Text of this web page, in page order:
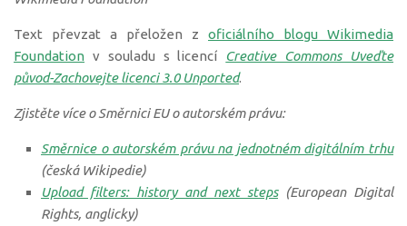
Text převzat a přeložen z oficiálního blogu Wikimedia
Foundation v souladu s licencí
Creative Commons Uveďte
původ-Zachovejte licenci 3.0 Unported.
Zjistěte více o SměrniciEUo autorském právu:
Směrnice o autorském právu na jednotném digitálním trhu
(českáWikipedie)
Upload filters: history and next steps(European Digital
Rights, anglicky)